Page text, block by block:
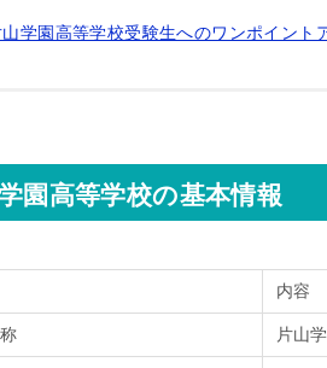
山学園高等学校受験生へのワンポイント
園高等学校の基本情報
内容
片山